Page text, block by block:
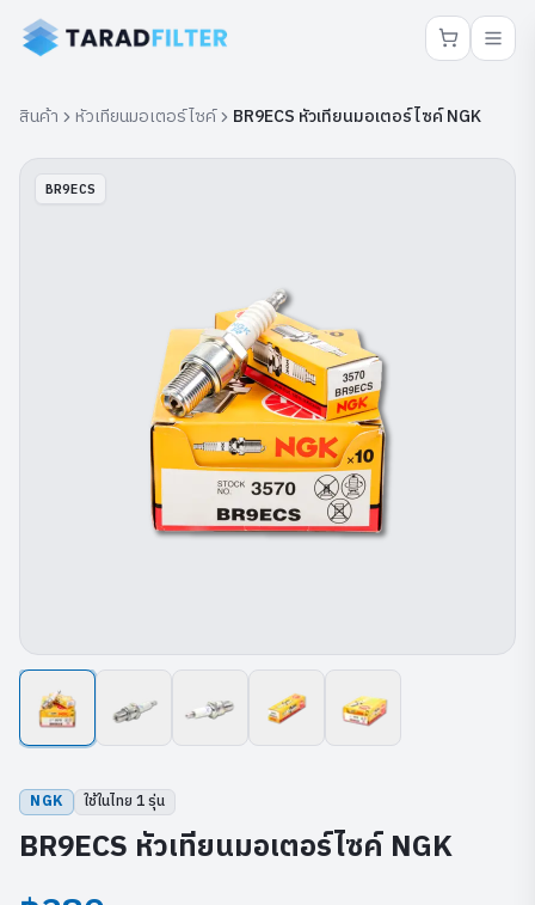
สินค้า หัวเทียนมอเตอร์ไซค์ BR9ECS หัวเทียนมอเตอร์ไซค์ NGK
BR9ECS
NGK ใช้ในไทย 1รุ่น
BR9ECS หัวเทียนมอเตอร์ไซค์ NGK